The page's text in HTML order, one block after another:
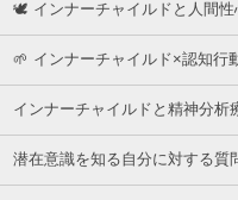
🕊 インナーチャイルドと人間性
🌱 インナーチャイルド×認知行
インナーチャイルドと精神分析
潜在意識を知る自分に対する質